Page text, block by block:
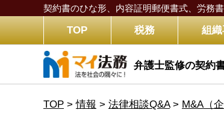
契約書のひな形、内容証明郵便書式、労務書
TOP 税務 組
弁護士監修の契約
TOP >情報 > 法律相談Q&A> M&A（